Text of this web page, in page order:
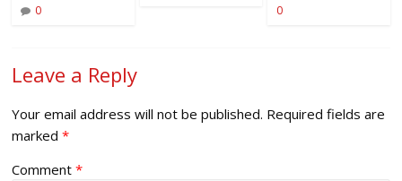
0
0
Leave a Reply
Your email address will not be published. Required fields are
marked*
Comment*